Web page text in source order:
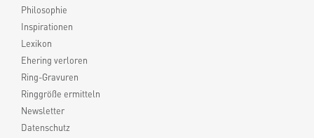
Philosophie
Inspirationen
Lexikon
Ehering verloren
Ring-Gravuren
Ringgröße ermitteln
Newsletter
Datenschutz